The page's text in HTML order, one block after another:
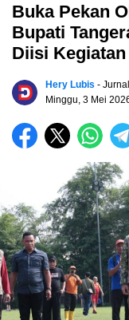
Buka Pekan
Bupati
Diisi
Hery Lubis -
Minggu, 3 Mei